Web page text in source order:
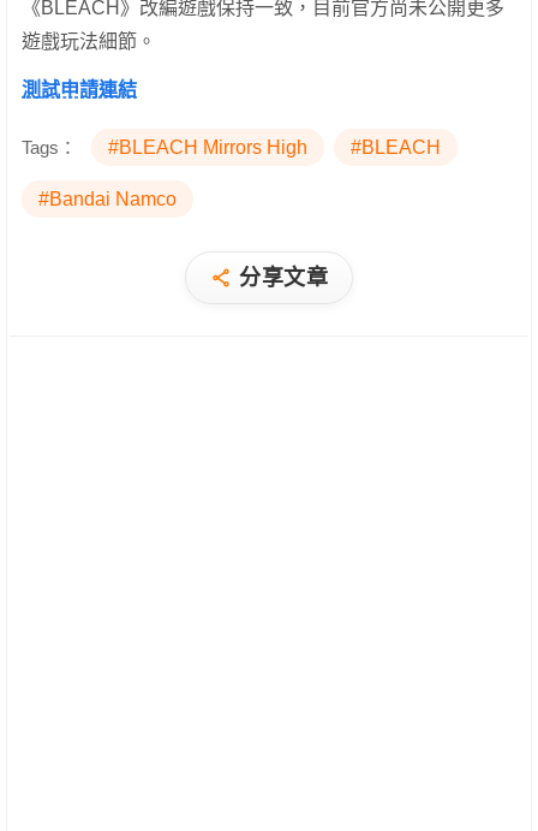
《BLEACH》改編遊戲保持一致，目前官方尚未公開更多
遊戲玩法細節。
測試申請連結
Tags： #BLEACH Mirrors High #BLEACH
#Bandai Namco
分享文章